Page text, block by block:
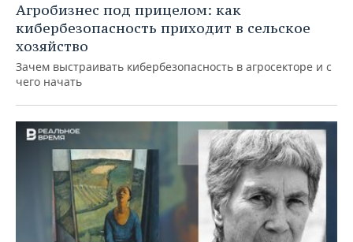
Агробизнес под прицелом: как
кибербезопасность приходит в сельское
хозяйство
Зачем выстраивать кибербезопасность в агросекторе и с
чего начать